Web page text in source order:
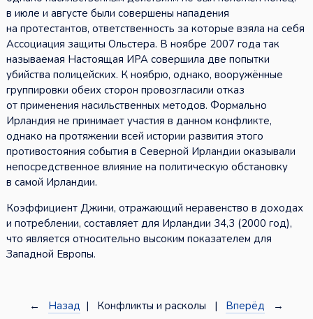
в июле и августе были совершены нападения
на протестантов, ответственность за которые взяла на себя
Ассоциация защиты Ольстера. В ноябре 2007 года так
называемая Настоящая ИРА совершила две попытки
убийства полицейских. К ноябрю, однако, вооружённые
группировки обеих сторон провозгласили отказ
от применения насильственных методов. Формально
Ирландия не принимает участия в данном конфликте,
однако на протяжении всей истории развития этого
противостояния события в Северной Ирландии оказывали
непосредственное влияние на политическую обстановку
в самой Ирландии.
Коэффициент Джини, отражающий неравенство в доходах
и потреблении, составляет для Ирландии 34,3 (2000 год),
что является относительно высоким показателем для
Западной Европы.
← Назад | Конфликты и расколы | Вперёд →